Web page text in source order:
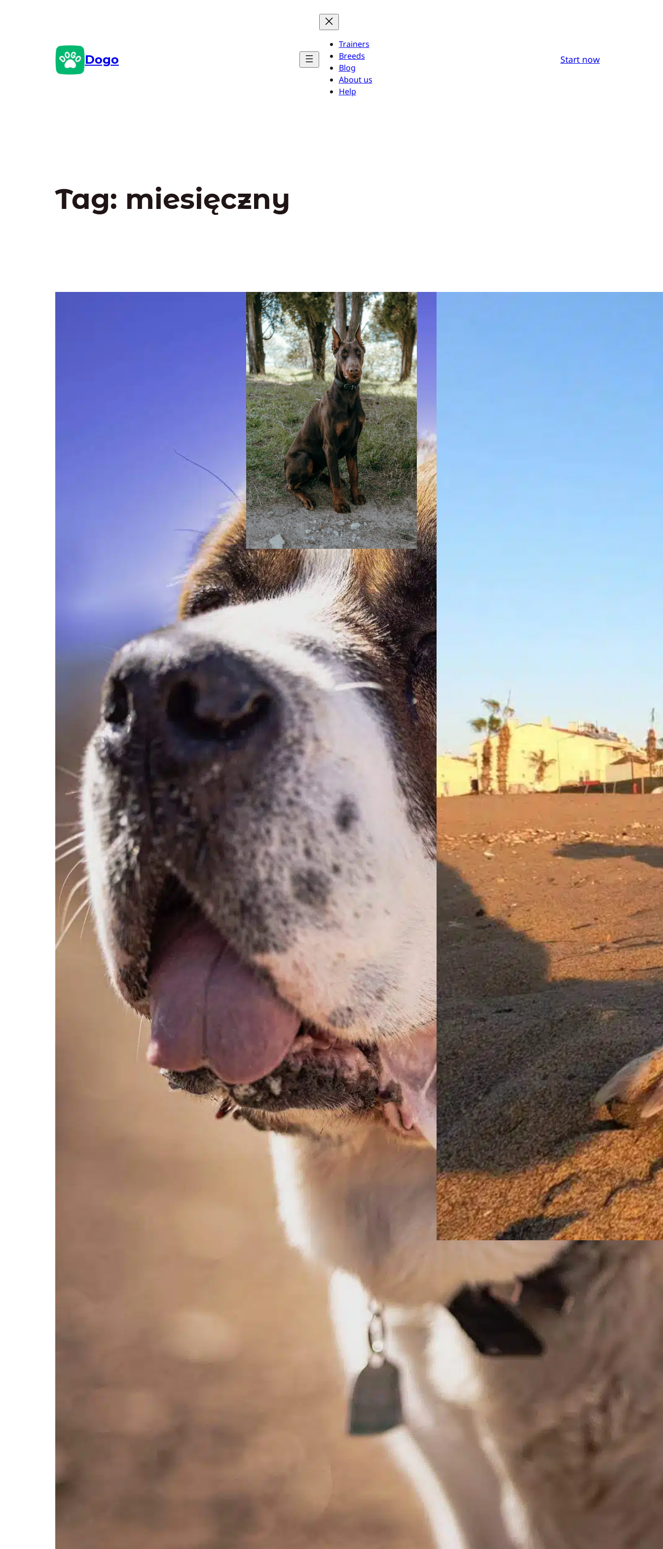
Dogo
Trainers
Breeds
Blog
About us
Help
Start now
Tag: miesięczny
Jak często
szczenięta sikają?
In Pozytywne szkolenie psów
Jako nowy właściciel szczeniaka, często
zastanawiasz się, jak często Twój nowy
towarzysz będzie potrzebował siusiu.
Szczenięta, ze swoimi małymi pęcherzami i
energiczną naturą, mają wyjątkowe potrzeby
toaletowe. Rozpoznanie tych nawyków ma
kluczowe znaczenie dla skutecznego
szkolenia i zapewnienia im dobrego
samopoczucia. Częstotliwość oddawania
moczu Szczenięta zazwyczaj muszą oddawać
mocz co jedną do dwóch godzin.
Częstotliwość…
Find out more
częsta łazienka indywidualne potrzeby
nawyki łazienkowe, nowy towarzysz ,
zewnątrz, potrzeba ulgi potrzeby łazienki, przerwy w
łazience
, trzymać pęcherz
Jak długo pozwolić
szczeniakowi
płakać w klatce?
Pozytywne szkolenie psów
domu jest radosnym doświadczeniem, ale
wiąże się również z wyzwaniami. Jednym z
głównych zmartwień wielu nowych właścicieli
zwierząt jest to, jak radzić sobie z treningiem
w klatce, zwłaszcza gdy szczeniak płacze.
Ważne jest, aby zdawać sobie sprawę, że
takie zachowanie jest normalną częścią
procesu adaptacji, ponieważ szczenięta są
istotami społecznymi i…
Find out more
miesięczny,
pozytywne wzmocnienie